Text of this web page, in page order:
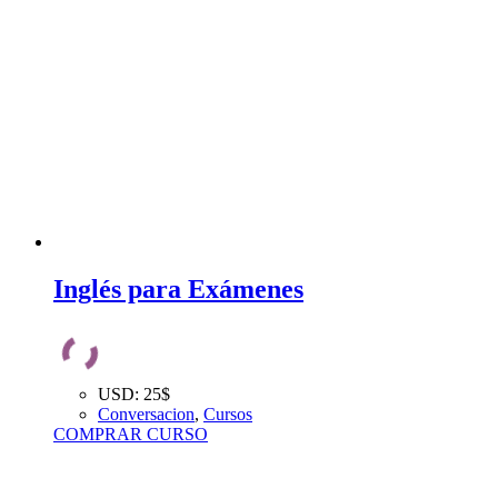
Inglés para Exámenes
USD: 25$
Conversacion, Cursos
COMPRAR CURSO